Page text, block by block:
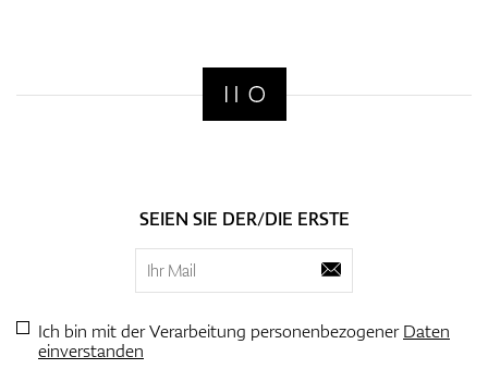
SEIEN SIE DER/DIE ERSTE
Ich bin mit der Verarbeitung personenbezogenerDaten
einverstanden